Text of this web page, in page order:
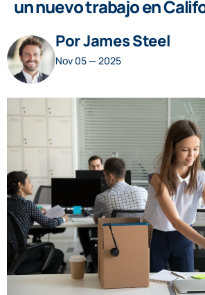
un nuevo trabajo en
Por James Steel
Nov 05 — 2025